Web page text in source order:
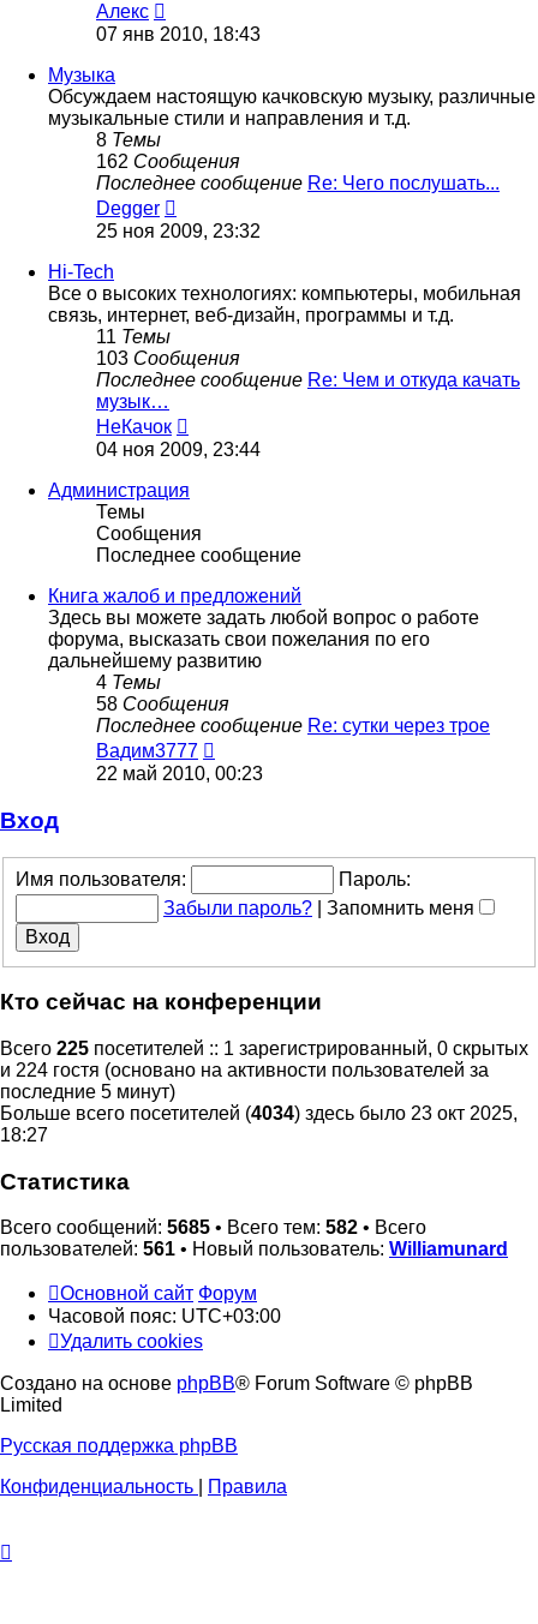
Алекс
к
07 янв 2010, 18:43
Музыка
Обсуждаем настоящую качковскую музыку, различные
музыкальные стили и направления и т.д.
8 Темы
162 Сообщения
Последнее сообщение Re: Чего послушать...
Degger
к
25 ноя 2009, 23:32
Hi-Tech
Все о высоких технологиях: компьютеры, мобильная
связь, интернет, веб-дизайн, программы и т.д.
11 Темы
103 Сообщения
Последнее сообщение Re: Чем и откуда качать
музык…
НеКачок
к
сообщению
04 ноя 2009, 23:44
Администрация
Темы
Сообщения
Последнее сообщение
Книга жалоб и предложений
Здесь вы можете задать любой вопрос о работе
форума, высказать свои пожелания по его
дальнейшему развитию
4 Темы
58 Сообщения
Последнее сообщение Re: сутки через трое
Вадим3777
к
22 май 2010, 00:23
Вход
Имя пользователя:
Пароль:
Забыли пароль?
Запомнить меня
Кто сейчас на конференции
Всего 225 посетителей :: 1 зарегистрированный, 0 скрытых
и 224 гостя (основано на активности пользователей за
последние 5 минут)
Больше всего посетителей (4034) здесь было 23 окт 2025,
18:27
Статистика
Всего сообщений: 5685 • Всего тем: 582 • Всего
пользователей: 561 • Новый пользователь: Williamunard
Основной сайт Форум
Часовой пояс: UTC+03:00
Удалить cookies
Создано на основе phpBB® Forum Software © phpBB
Limited
Русская поддержка phpBB
Конфиденциальность
Правила